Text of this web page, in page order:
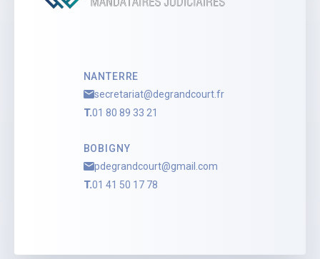
NANTERRE
secretariat@degrandcourt.fr
T.01 80 89 33 21
BOBIGNY
pdegrandcourt@gmail.com
T.01 41 50 17 78